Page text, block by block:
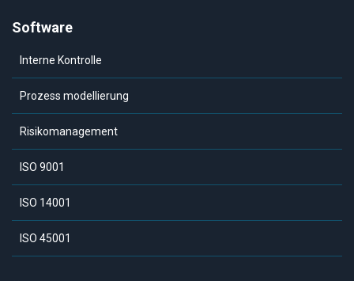
Software
Interne Kontrolle
Prozess modellierung
Risikomanagement
ISO 9001
ISO 14001
ISO 45001